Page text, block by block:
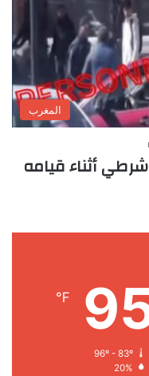
المغرب
أثناء قيامه
℉
96º - 83º
20%